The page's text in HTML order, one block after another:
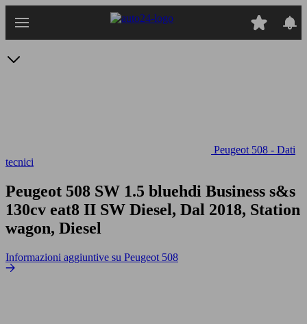
Peugeot 508 - Dati
tecnici
Peugeot 508 SW 1.5 bluehdi Business s&s
130cv eat8 II SW Diesel, Dal 2018, Station
wagon, Diesel
Informazioni aggiuntive su Peugeot 508